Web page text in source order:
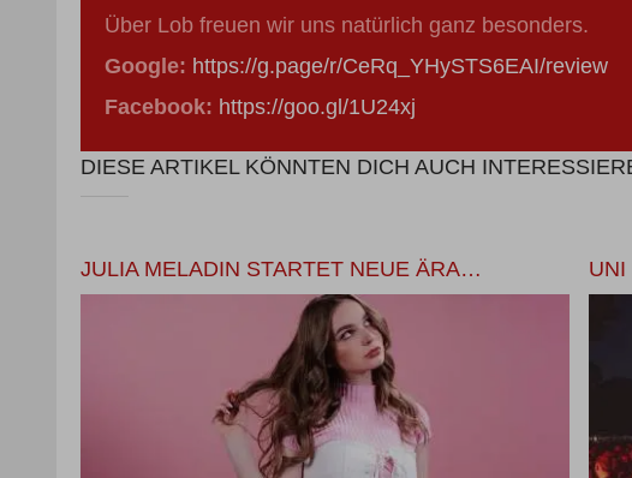
Über Lob freuen wir uns natürlich ganz besonders.
Google: https://g.page/r/CeRq_YHySTS6EAI/review
Facebook: https://goo.gl/1U24xj
DIESE ARTIKEL KÖNNTEN DICH AUCH
JULIA MELADIN STARTET NEUE ÄRA…